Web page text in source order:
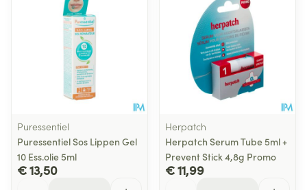
Puressentiel
Puressentiel Sos Lippen Gel
10 Ess.olie 5ml
€ 13,50
Herpatch
Herpatch Serum Tube 5ml +
Prevent Stick 4,8g Promo
€ 11,99